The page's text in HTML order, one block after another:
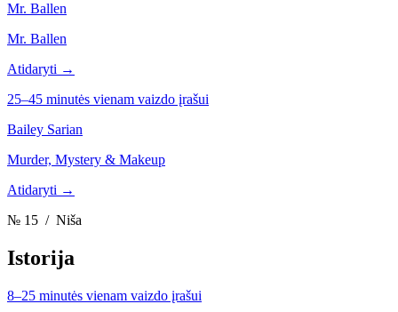
Mr. Ballen
Mr. Ballen
Atidaryti →
25–45 minutės vienam vaizdo įrašui
Bailey Sarian
Murder, Mystery & Makeup
Atidaryti →
№ 15 / Niša
Istorija
8–25 minutės vienam vaizdo įrašui